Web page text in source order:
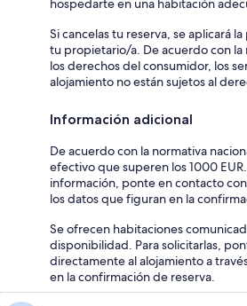
hospedarte en una habitación
Si cancelas tu reserva, se aplicará
tu propietario/a. De acuerdo con la
los derechos del consumidor, los
alojamiento no están sujetos al
Información adicional
De acuerdo con la normativa
efectivo que superen los 1000
información, ponte en contacto
los datos que figuran en la
Se ofrecen habitaciones
disponibilidad. Para solicitarlas,
directamente al alojamiento a
en la confirmación de reserva.